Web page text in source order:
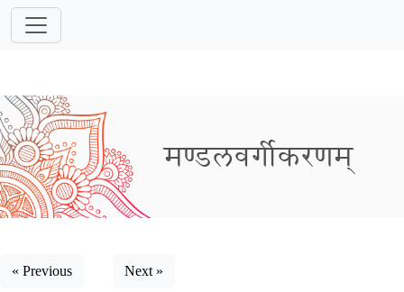
मण्डलवर्गीकरणम्
« Previous Next »